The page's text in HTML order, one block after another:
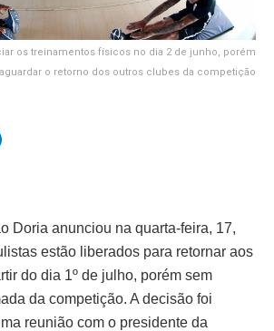
os treinamentos físicos no dia 2 de junho, porém
o retorno dos outros clubes da competição
Doria anunciou na quarta-feira, 17,
estão liberados para retornar aos
do dia 1º de julho, porém sem
da competição. A decisão foi
reunião com o presidente da